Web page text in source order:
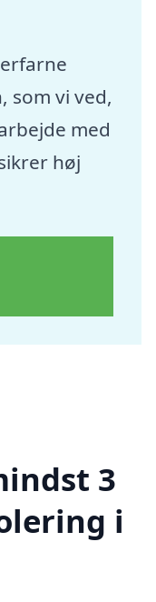
som vi ved,
med
høj
3
i